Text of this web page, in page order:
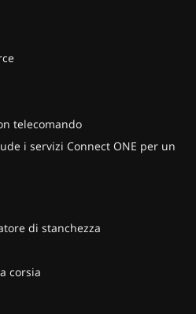
telecomando
i servizi Connect ONE per un
di stanchezza
corsia